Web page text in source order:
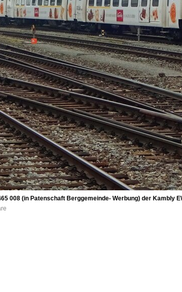
008 (in Patenschaft Berggemeinde- Werbung) der Kambly